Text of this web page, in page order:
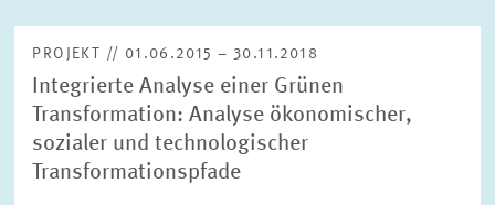
PROJEKT // 01.06.2015 – 30.11.2018
Integrierte Analyse einer Grünen
Transformation: Analyse ökonomischer,
sozialer und technologischer
Transformationspfade